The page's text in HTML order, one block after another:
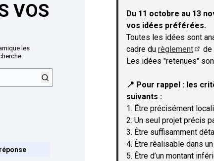
VOS
les
Du 11 octobre au 13
vos idées préférées.
Toutes les idées sont
cadre du règlement
(Lien
de
Les idées "retenues"
📍 Pour rappel : les
suivants :
1. Être précisément
2. Un seul projet précis
3. Être suffisamment
4. Être réalisable dans
5. Être d’un montant